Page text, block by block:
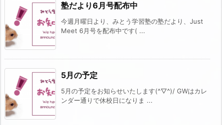
塾だより6月号配布中
今週月曜日より、みとう学習塾の塾だより、Just
Meet 6月号を配布中です( ...
5月の予定
5月の予定をお知らせいたします(^▽^)/ GWはカレ
ンダー通りで休校日になりま ...